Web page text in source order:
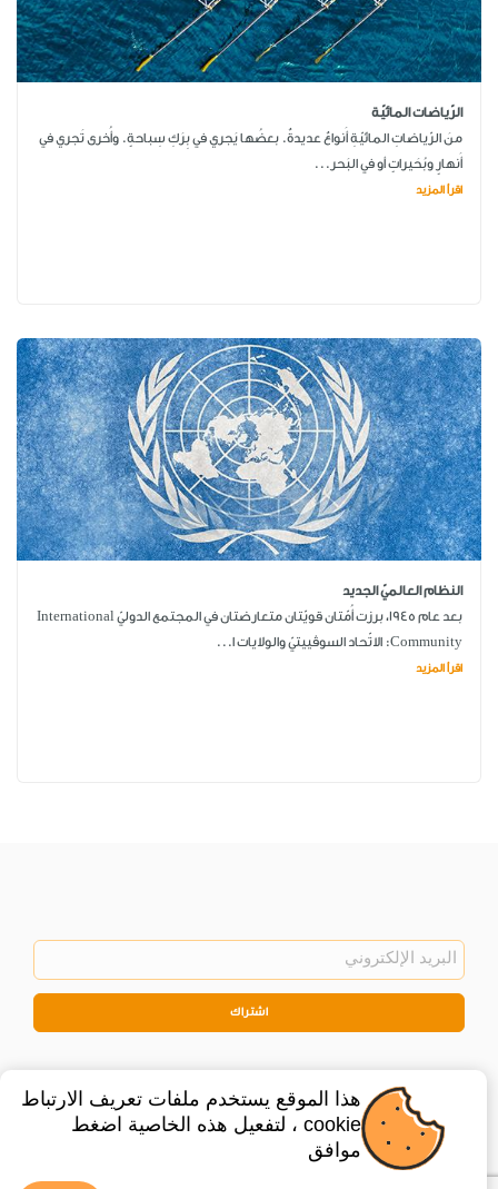
الرّياضات المائيّة
منَ الرّياضاتِ المائيّةِ أَنواعٌ عديدةٌ. بعضُها يَجري في بِرَكِ سِباحةٍ. وأُخرى تَجري في
أَنهارٍ وبُحَيراتٍ أو في البَحر...
اقرأ المزيد
النظام العالميّ الجديد
بعد عام 1945، برزت أُمّتان قويّتان متعارضتان في المجتمع الدوليّ International
Community: الاتّحاد السوڤييتيّ والولايات ا...
اقرأ المزيد
اشتراك
هذا الموقع يستخدم ملفات تعريف الارتباط
cookie ، لتفعيل هذه الخاصية اضغط
موافق